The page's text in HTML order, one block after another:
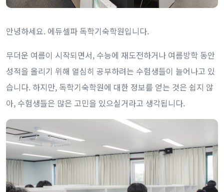
안녕하세요. 에듀셀파 독학기숙학원입니다.
무더운 여름이 시작되면서, 수능에 재도전하거나 여름방학 동안
성적을 올리기 위해 열심히 공부하려는 수험생들이 늘어나고 있
습니다. 하지만, 독학기숙학원에 대한 정보를 얻는 것은 쉽지 않
아, 수험생들은 많은 고민을 있으실거라고 생각됩니다.